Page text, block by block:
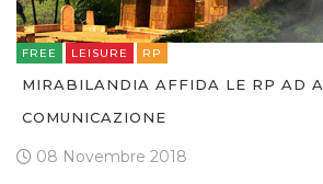
FREE LEISURE RP
MIRABILANDIA AFFIDA LE RP AD
COMUNICAZIONE
08 Novembre 2018